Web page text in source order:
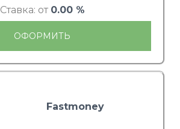
Ставка: от 0.00 %
ОФОРМИТЬ
Fastmoney